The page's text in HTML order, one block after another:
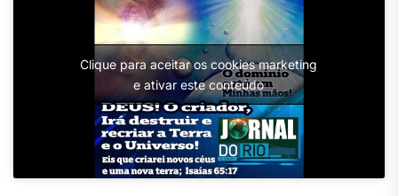
Clique para aceitar os cookies marketing
e ativar este conteúdo